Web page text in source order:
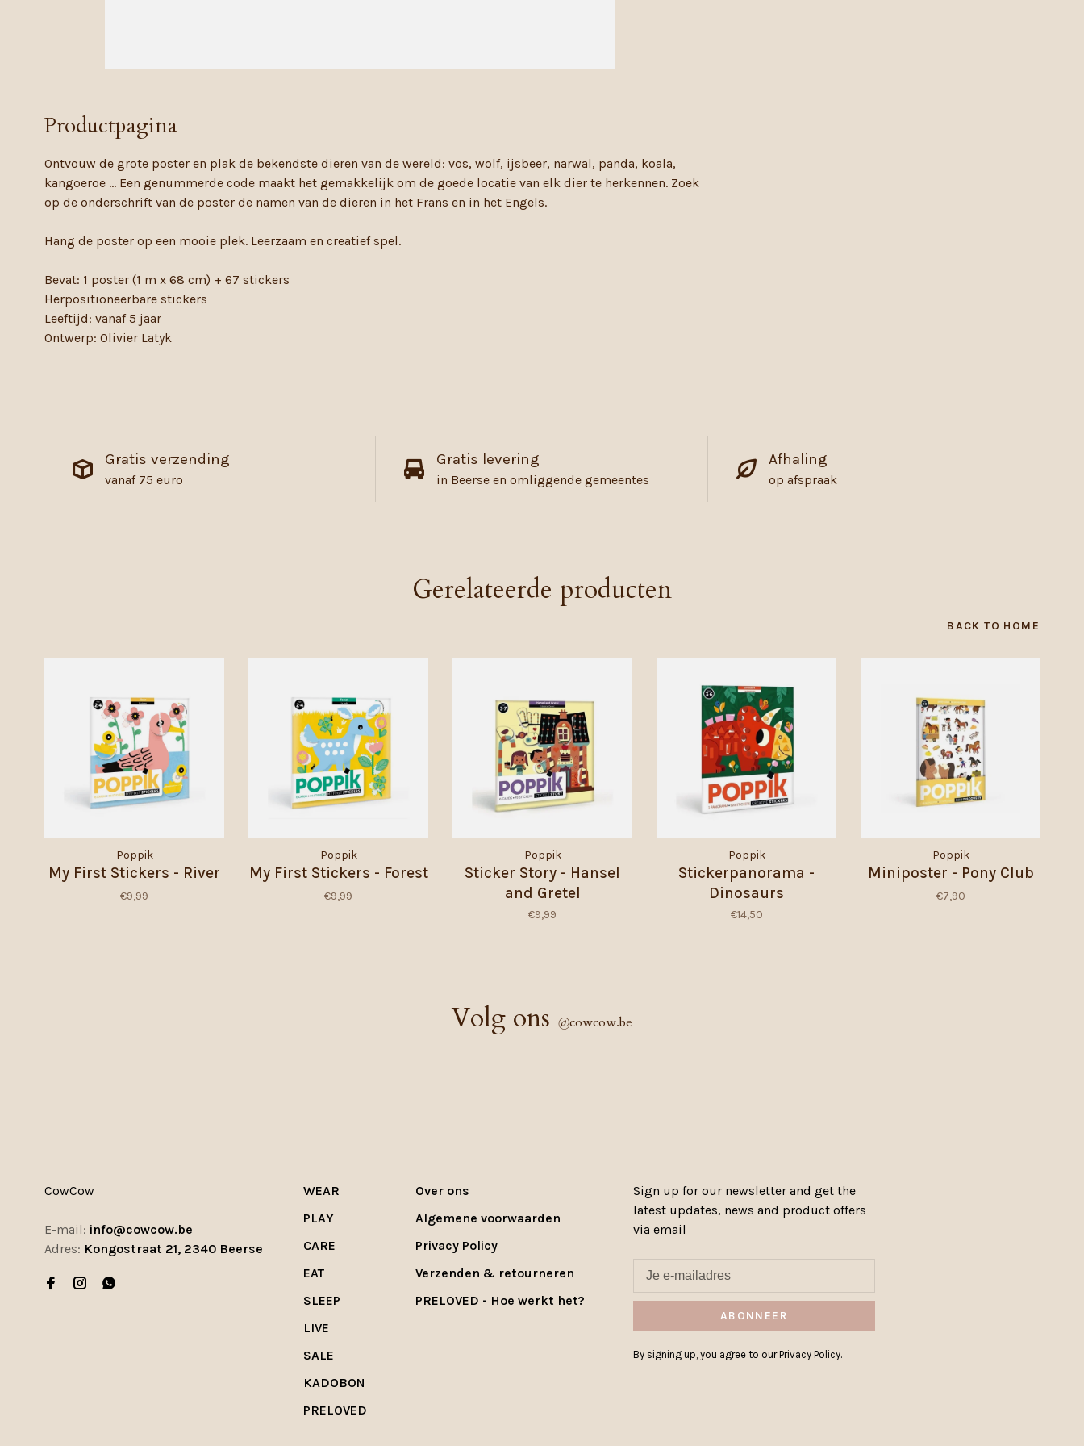
Productpagina
Ontvouw de grote poster en plak de bekendste dieren van de wereld: vos, wolf, ijsbeer, narwal, panda, koala,
kangoeroe ... Een genummerde code maakt het gemakkelijk om de goede locatie van elk dier te herkennen. Zoek
op de onderschrift van de poster de namen van de dieren in het Frans en in het Engels.
Hang de poster op een mooie plek. Leerzaam en creatief spel.
Bevat: 1 poster (1 m x 68 cm) + 67 stickers
Herpositioneerbare stickers
Leeftijd: vanaf 5 jaar
Ontwerp: Olivier Latyk
Gratis verzending
vanaf 75 euro
Gratis levering
in Beerse en omliggende gemeentes
Afhaling
op afspraak
Gerelateerde producten
BACK TO HOME
Poppik
My First Stickers - River
€9,99
Poppik
My First Stickers - Forest
€9,99
Poppik
Sticker Story - Hansel
and Gretel
€9,99
Poppik
Stickerpanorama -
Dinosaurs
€14,50
Poppik
Miniposter - Pony Club
€7,90
Volg ons @cowcow.be
CowCow
E-mail: info@cowcow.be
Adres: Kongostraat 21, 2340 Beerse
WEAR
PLAY
CARE
EAT
SLEEP
LIVE
SALE
KADOBON
PRELOVED
Over ons
Algemene voorwaarden
Privacy Policy
Verzenden & retourneren
PRELOVED - Hoe werkt het?
Sign up for our newsletter and get the
latest updates, news and product offers
via email
ABONNEER
By signing up, you agree to our Privacy Policy.